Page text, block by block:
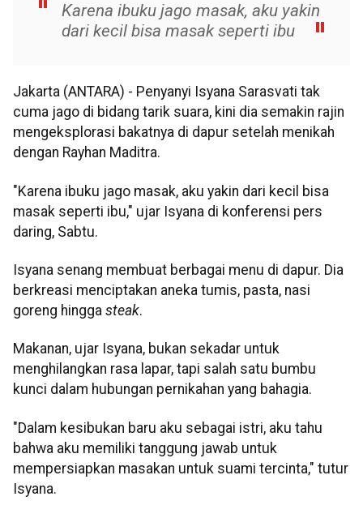
Karena ibuku jago masak, aku yakin
dari kecil bisa masak seperti ibu
Jakarta (ANTARA) - Penyanyi Isyana Sarasvati tak
cuma jago di bidang tarik suara, kini dia semakin rajin
mengeksplorasi bakatnya di dapur setelah menikah
dengan Rayhan Maditra.
"Karena ibuku jago masak, aku yakin dari kecil bisa
masak seperti ibu," ujar Isyana di konferensi pers
daring, Sabtu.
Isyana senang membuat berbagai menu di dapur. Dia
berkreasi menciptakan aneka tumis, pasta, nasi
goreng hingga steak.
Makanan, ujar Isyana, bukan sekadar untuk
menghilangkan rasa lapar, tapi salah satu bumbu
kunci dalam hubungan pernikahan yang bahagia.
"Dalam kesibukan baru aku sebagai istri, aku tahu
bahwa aku memiliki tanggung jawab untuk
mempersiapkan masakan untuk suami tercinta," tutur
Isyana.